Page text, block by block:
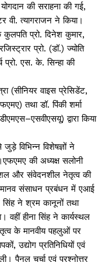
की सराहना की गई,
वी. त्यागराजन ने किया।
प्रो. दिनेश कुमार,
प्रो. (डॉ.) ज्योति
एस. के. सिन्हा की
(सीनियर वाइस प्रेसिडेंट,
तथा डॉ. पिंकी शर्मा
द्वारा किया
विभिन्न विशेषज्ञों ने
की अध्यक्ष सलोनी
और संवेदनशील नेतृत्व की
संसाधन प्रबंधन में एआई
सिंह ने श्रम कानूनों तथा
वहीं हीना सिंह ने कार्यस्थल
के मानवीय पहलुओं पर
उद्योग प्रतिनिधियों एवं
पैनल चर्चा एवं प्रश्नोत्तर